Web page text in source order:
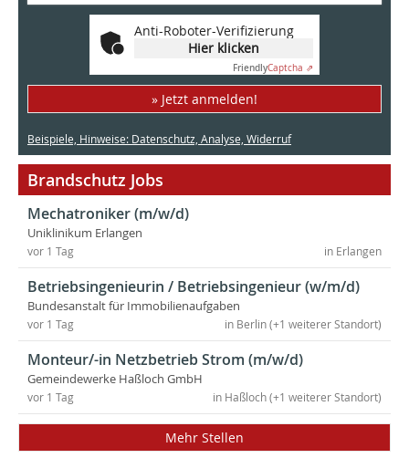
Anti-Roboter-Verifizierung
Hier klicken
FriendlyCaptcha ⇗
» Jetzt anmelden!
Beispiele, Hinweise: Datenschutz, Analyse, Widerruf
Brandschutz Jobs
Mechatroniker (m/w/d)
Uniklinikum Erlangen
in Erlangen
vor 1 Tag
Betriebsingenieurin / Betriebsingenieur (w/m/d)
Bundesanstalt für Immobilienaufgaben
in Berlin (+1 weiterer Standort)
vor 1 Tag
Monteur/-in Netzbetrieb Strom (m/w/d)
Gemeindewerke Haßloch GmbH
in Haßloch (+1 weiterer Standort)
vor 1 Tag
Mehr Stellen